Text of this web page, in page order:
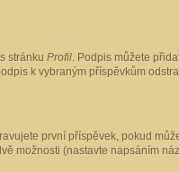
stránku Profil. Podpis můžete
k vybraným příspěvkům
první příspěvek, pokud
možnosti (nastavte napsáním